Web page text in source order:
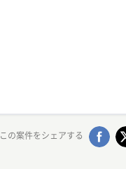
この案件をシェアする